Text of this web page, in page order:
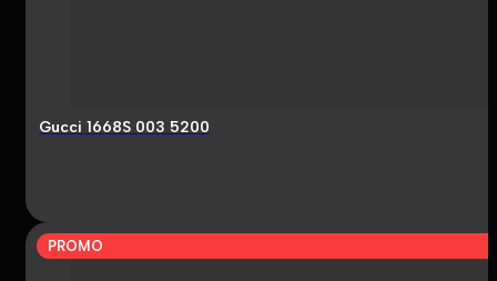
Gucci 1668S 003 5200
PROMO